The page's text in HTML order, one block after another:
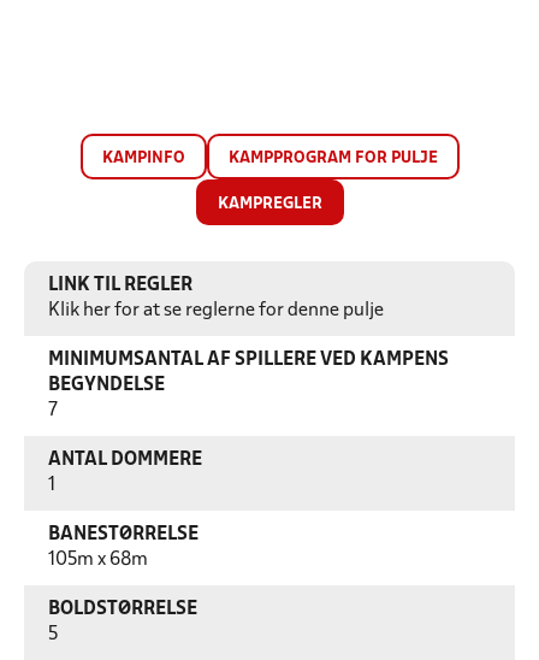
KAMPINFO KAMPPROGRAM FOR PULJE
KAMPREGLER
LINK TIL REGLER
Klik her for at se reglerne for denne pulje
MINIMUMSANTAL AF SPILLERE VED KAMPENS
BEGYNDELSE
7
ANTAL DOMMERE
BANESTØRRELSE
105m x 68m
BOLDSTØRRELSE
5